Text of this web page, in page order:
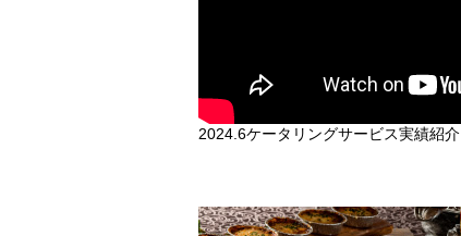
2024.6ケータリングサービス実績紹介